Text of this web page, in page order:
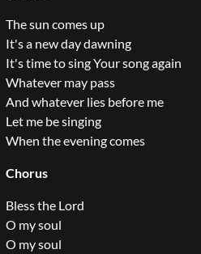
The sun comes up
It's a new day dawning
It's time to sing Your song again
Whatever may pass
And whatever lies before me
Let me be singing
When the evening comes
Chorus
Bless the Lord
O my soul
O my soul